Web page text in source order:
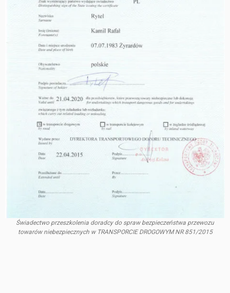
Świadectwo przeszkolenia doradcy do spraw bezpieczeństwa przewozu
towarów niebezpiecznych w TRANSPORCIE DROGOWYM NR 851/2015